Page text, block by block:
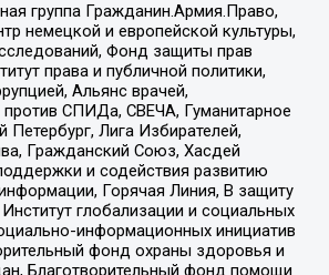
группа Гражданин.Армия.Право,
немецкой и европейской культуры,
Фонд защиты прав
права и публичной политики,
Альянс врачей,
СПИДа, СВЕЧА, Гуманитарное
Петербург, Лига Избирателей,
Гражданский Союз, Хасдей
и содействия развитию
Горячая Линия, В защиту
глобализации и социальных
информационных инициатив
фонд охраны здоровья и
Благотворительный фонд помощи